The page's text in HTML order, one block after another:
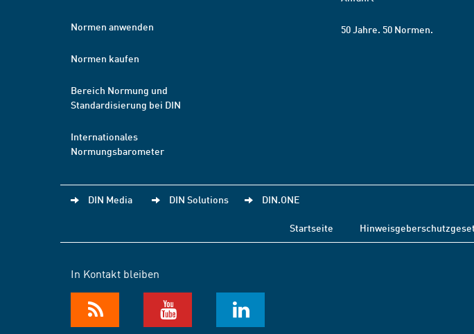
Normen anwenden
Normen kaufen
Bereich Normung und
Standardisierung bei DIN
Internationales
Normungsbarometer
50 Jahre. 50 Normen.
DIN Media DIN Solutions DIN.ONE
Startseite
In Kontakt bleiben